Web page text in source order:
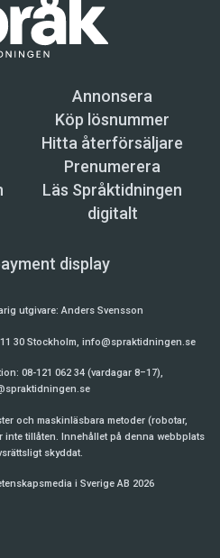
Annonsera
Köp lösnummer
Hitta återförsäljare
Prenumerera
Läs Språktidningen
digitalt
utgivare:Anders Svensson
30 Stockholm, info@spraktidningen.se
08-121 062 34 (vardagar 8–17),
och maskinläsbara metoder (robotar,
tillåten. Innehållet på denna webbplats
skyddat.
i Sverige AB 2026